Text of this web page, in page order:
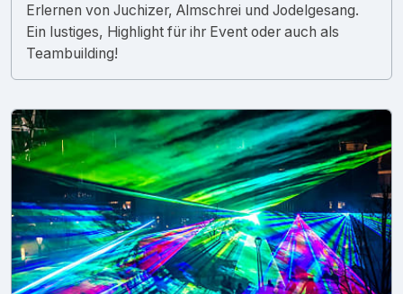
Erlernen von Juchizer, Almschrei und Jodelgesang.
Ein lustiges, Highlight für ihr Event oder auch als
Teambuilding!